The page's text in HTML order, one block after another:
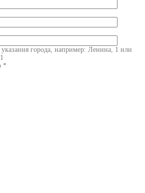
указания города, например: Ленина, 1 или
*